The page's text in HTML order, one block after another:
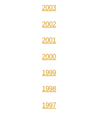
2003
2002
2001
2000
1999
1998
1997